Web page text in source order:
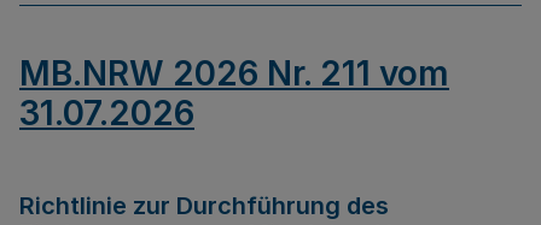
MB.NRW 2026 Nr. 211 vom
31.07.2026
Richtlinie zur Durchführung des